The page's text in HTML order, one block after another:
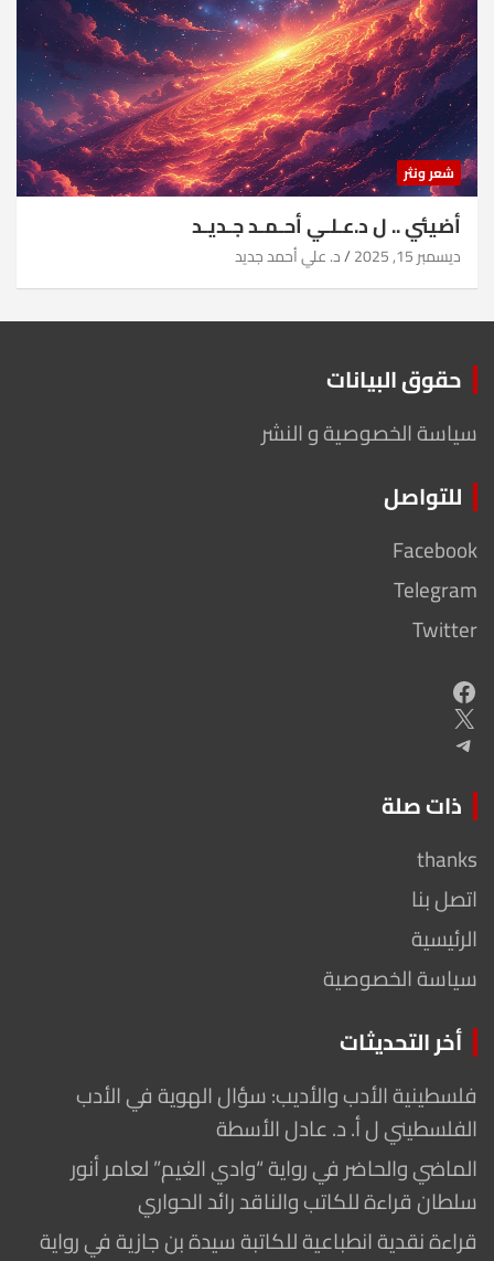
شعر ونثر
أضيئي .. ل د.عـلـي أحـمـد جـديـد
ديسمبر 15, 2025 د. علي أحمد جديد
حقوق البيانات
سياسة الخصوصية و النشر
للتواصل
Facebook
Telegram
Twitter
Facebook
X
Telegram
ذات صلة
thanks
اتصل بنا
الرئيسية
سياسة الخصوصية
أخر التحديثات
فلسطينية الأدب والأديب: سؤال الهوية في الأدب
الفلسطيني ل أ. د. عادل الأسطة
الماضي والحاضر في رواية “وادي الغيم” لعامر أنور
سلطان قراءة للكاتب والناقد رائد الحواري
قراءة نقدية انطباعية للكاتبة سيدة بن جازية في رواية